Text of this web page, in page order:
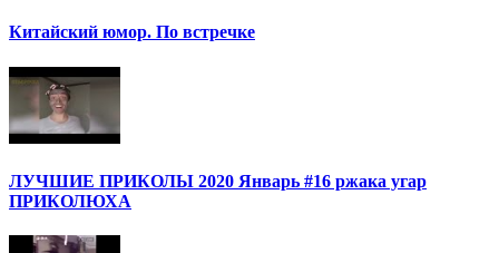
Китайский юмор. По встречке
ЛУЧШИЕ ПРИКОЛЫ 2020 Январь #16 ржака угар
ПРИКОЛЮХА